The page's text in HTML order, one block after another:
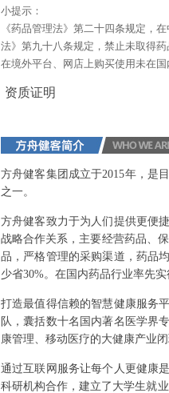
小提示：
《药品管理法》第二十四条规定，
法》第九十八条规定，禁止未取得药
在境外平台、网店上购买使用未在国
资质证明
方舟健客集团成立于2015年，是
之一。
方舟健客致力于为人们提供更便
战略合作关系，主要经营药品、
品，严格管理的采购渠道，药品
少省30%。在国内药品行业率先
打造最值得信赖的智慧健康服务
队，囊括数十名国内著名医学界
康管理、移动医疗的大健康产业闭
通过互联网服务让每个人更健康
科研机构合作，建立了大学生就